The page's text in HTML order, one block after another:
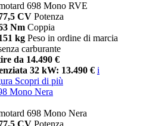
698 Mono RVE
CV Potenza
Nm Coppia
kg Peso in ordine di marcia
carburante
da 14.490 €
32 kW: 13.490 € i
Scopri di più
Mono Nera
698 Mono Nera
CV Potenza